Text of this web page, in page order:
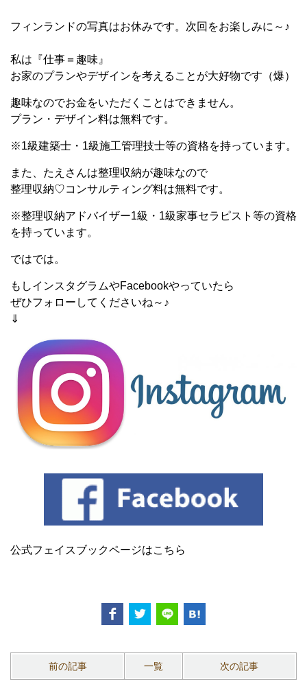
フィンランドの写真はお休みです。次回をお楽しみに～♪
私は『仕事＝趣味』
お家のプランやデザインを考えることが大好物です（爆）
趣味なのでお金をいただくことはできません。
プラン・デザイン料は無料です。
※1級建築士・1級施工管理技士等の資格を持っています。
また、たえさんは整理収納が趣味なので
整理収納♡コンサルティング料は無料です。
※整理収納アドバイザー1級・1級家事セラピスト等の資格
を持っています。
ではでは。
もしインスタグラムやFacebookやっていたら
ぜひフォローしてくださいね～♪
⇓
公式フェイスブックページはこちら
前の記事 一覧 次の記事